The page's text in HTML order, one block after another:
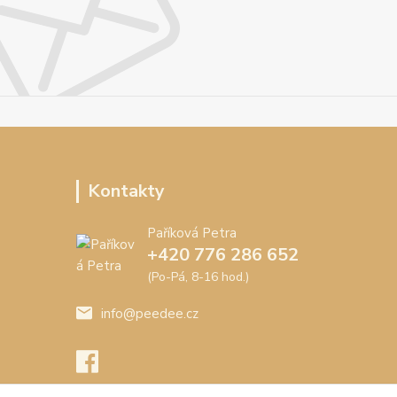
Kontakty
Paříková Petra
+420 776 286 652
(Po-Pá, 8-16 hod.)
info@peedee.cz